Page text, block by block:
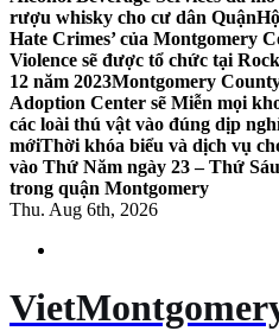
rượu whisky cho cư dân Quận
Hate Crimes’ của Montgomery
Violence sẽ được tổ chức tại
12 năm 2023Montgomery
Adoption Center sẽ Miễn mọi
các loài thú vật vào đúng dịp
mớiThời khóa biểu và dịch vụ
vào Thứ Năm ngày 23 – Thứ
trong quận Montgomery
Thu. Aug 6th, 2026